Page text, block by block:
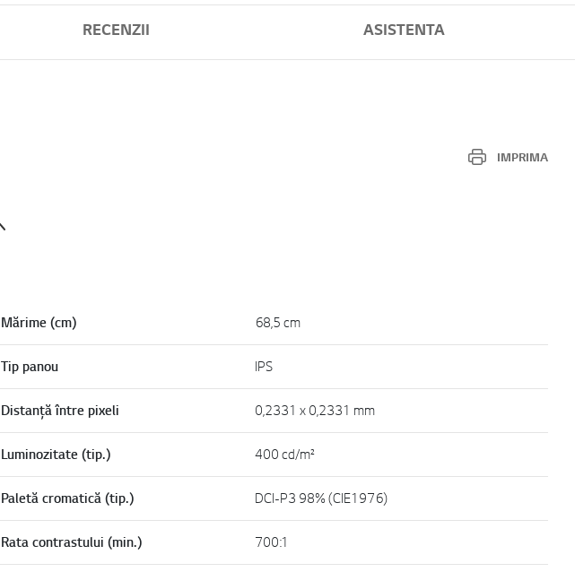
RECENZII ASISTENTA
IMPRIMA
Mărime (cm) 68,5 cm
Tip panou IPS
Distanță între pixeli 0,2331 x 0,2331 mm
Luminozitate (tip.) 400 cd/m²
Paletă cromatică (tip.) DCI-P3 98% (CIE1976)
Rata contrastului (min.) 700:1